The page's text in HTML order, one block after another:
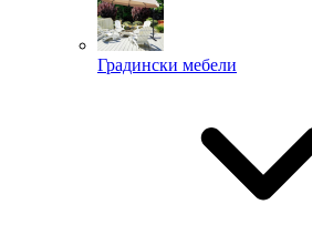
Градински мебели